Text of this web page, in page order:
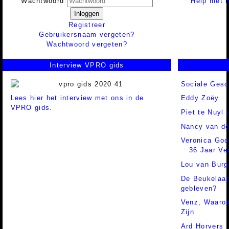
Inloggen
Registreer
Gebruikersnaam vergeten?
Wachtwoord vergeten?
Interview VPRO gids
Lees hier het interview met ons in de
VPRO gids.
Sociale
Eddy Zoëy
Piet te Nuyl
Nancy van
Veronica
36 Jaar
Lou van Burg
De
gebleven?
Venz,
Zijn
Ard Horvers